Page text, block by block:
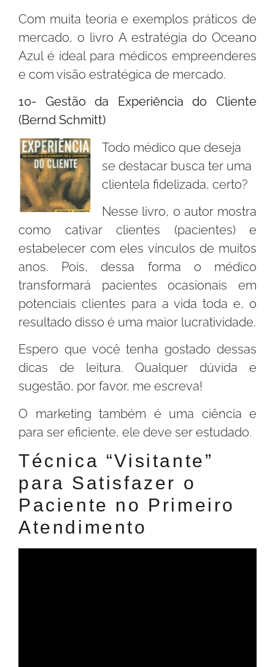
Com muita teoria e exemplos práticos de
mercado, o livro A estratégia do Oceano
Azul é ideal para médicos empreenderes
e com visão estratégica de mercado.
10- Gestão da Experiência do Cliente
(Bernd Schmitt)
Todo médico que deseja
se destacar busca ter uma
clientela fidelizada, certo?
Nesse livro, o autor mostra
como cativar clientes (pacientes) e
estabelecer com eles vínculos de muitos
anos. Pois, dessa forma o médico
transformará pacientes ocasionais em
potenciais clientes para a vida toda e, o
resultado disso é uma maior lucratividade.
Espero que você tenha gostado dessas
dicas de leitura. Qualquer dúvida e
sugestão, por favor, me escreva!
O marketing também é uma ciência e
para ser eficiente, ele deve ser estudado.
Técnica “Visitante”
para Satisfazer o
Paciente no Primeiro
Atendimento